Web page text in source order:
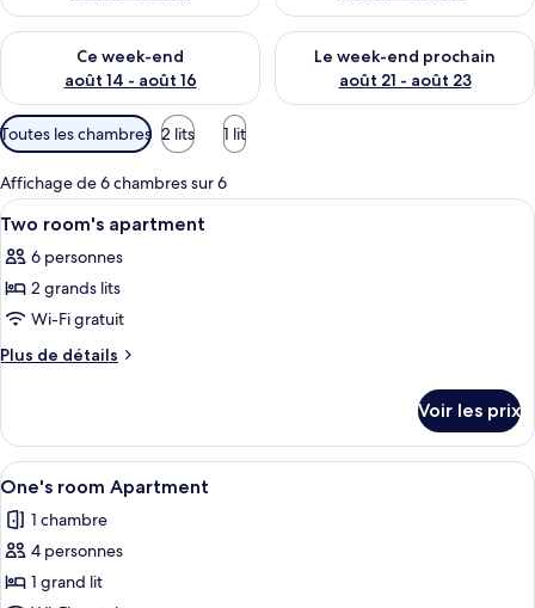
é
s
p
s
r
s
Ce week-end
août 14 - août 16
Vérifier la disponibilité pour ce week-end août 14 - août 16
Le week-end prochain
août 21 - août 23
Vérifier la disponibilité pour
Filtres
disponibles
pour
les
chambres
Toutes les chambres 2 lits 1 lit
Affichage de 6 chambres sur 6
Afficher
toutes
les
photos
pour
ce
chambre :
Two
room's
apartment
Un lit bien fait, avec une literie
15
Two room's apartment
6 personnes
2 grands lits
Wi-Fi gratuit
Plus de détails
Plus
le
type
de
Two
room's
Voir les prix
Afficher
toutes
les
photos
pour
Un lit bien fait, avec un magazine,
13
One's room Apartment
1 chambre
4 personnes
1 grand lit